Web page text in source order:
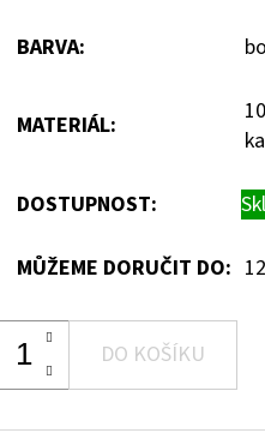
BARVA:
MATERIÁL:
DOSTUPNOST:
MŮŽEME DORUČIT DO:
DO KOŠÍKU